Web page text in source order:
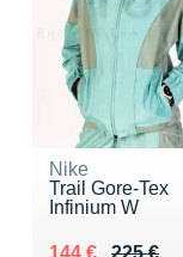
Nike
Trail Gore-Tex
Infinium W
225 €
Au lieu de 225 €
144 €
Vendu 144 €